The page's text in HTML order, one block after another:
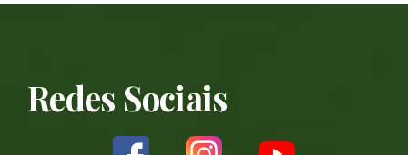
Redes Sociais